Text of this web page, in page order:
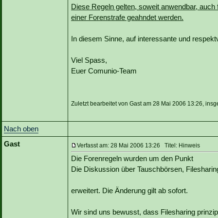
Diese Regeln gelten, soweit anwendbar,
einer Forenstrafe geahndet werden.
In diesem Sinne, auf interessante und
Viel Spass,
Euer Comunio-Team
Zuletzt bearbeitet von Gast am 28 Mai 2006 13:26,
Nach oben
Gast
Verfasst am: 28 Mai 2006 13:26 Titel: Hinweis
Die Forenregeln wurden um den Punkt
Die Diskussion über Tauschbörsen,
erweitert. Die Änderung gilt ab sofort.
Wir sind uns bewusst, dass Filesharing